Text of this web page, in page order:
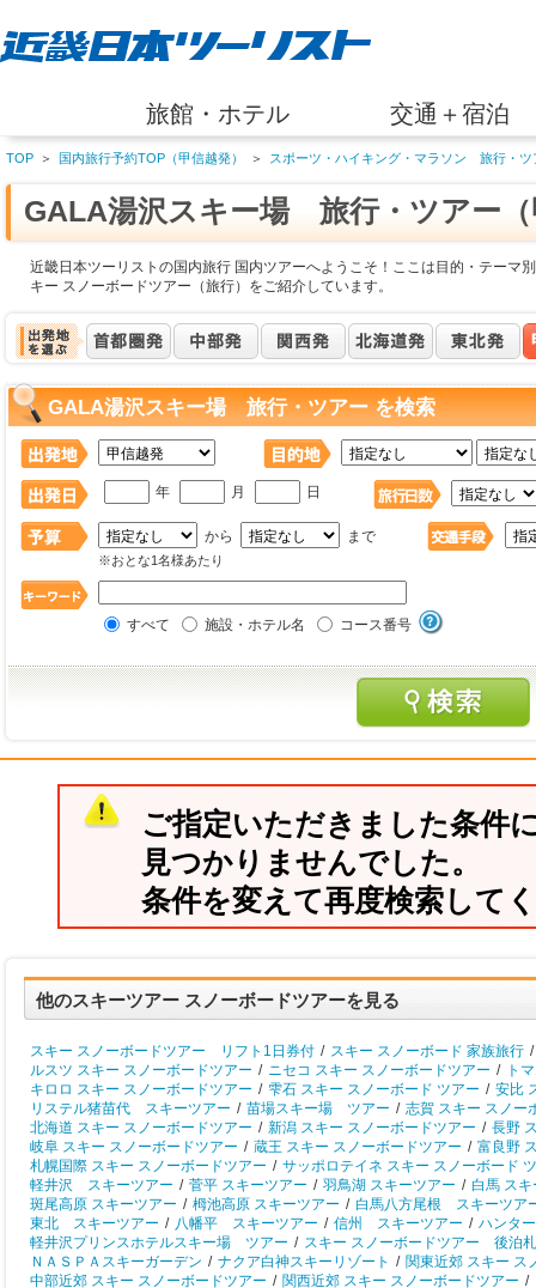
旅館・ホテル 交通＋宿泊
TOP ＞ 国内旅行予約TOP（甲信越発） ＞ スポーツ・ハイキング・マラソン 旅行・ツ
GALA湯沢スキー場 旅行・ツアー（
近畿日本ツーリストの国内旅行 国内ツアーへようこそ！ここは目的・テーマ
キー スノーボードツアー（旅行）をご紹介しています。
GALA湯沢スキー場 旅行・ツアー を検索
年 月 日
から まで
※おとな1名様あたり
すべて 施設・ホテル名 コース番号
ご指定いただきました条件
見つかりませんでした。
条件を変えて再度検索して
他のスキーツアー スノーボードツアーを見る
スキー スノーボードツアー リフト1日券付 / スキー スノーボード 家族旅行 /
ルスツ スキー スノーボードツアー / ニセコ スキー スノーボードツアー /
ト
キロロ スキー スノーボードツアー / 雫石 スキー スノーボード ツアー / 安比
リステル猪苗代 スキーツアー / 苗場スキー場 ツアー / 志賀 スキー スノー
北海道 スキー スノーボードツアー / 新潟 スキー スノーボードツアー / 長野
岐阜 スキー スノーボードツアー / 蔵王 スキー スノーボードツアー / 富良野
札幌国際 スキー スノーボードツアー / サッポロテイネ スキー スノーボード
軽井沢 スキーツアー / 菅平 スキーツアー / 羽鳥湖 スキーツアー / 白馬 ス
斑尾高原 スキーツアー / 栂池高原 スキーツアー / 白馬八方尾根 スキーツア
東北 スキーツアー / 八幡平 スキーツアー / 信州 スキーツアー / ハンタ
軽井沢プリンスホテルスキー場 ツアー / スキー スノーボードツアー 後泊
ＮＡＳＰＡスキーガーデン / ナクア白神スキーリゾート / 関東近郊 スキー ス
中部近郊 スキー スノーボードツアー / 関西近郊 スキー スノーボードツアー /